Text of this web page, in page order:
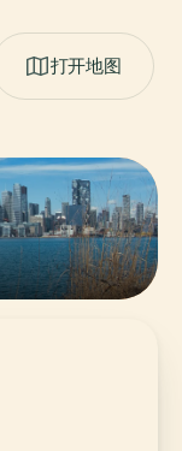
打开地图